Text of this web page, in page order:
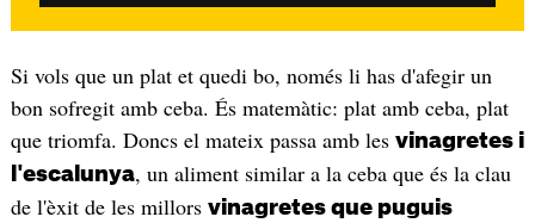
Si vols que un plat et quedi bo, només li has d'afegir un
bon sofregit amb ceba. És matemàtic: plat amb ceba, plat
que triomfa. Doncs el mateix passa amb les vinagretes i
l'escalunya, un aliment similar a la ceba que és la clau
de l'èxit de les millors vinagretes que puguis